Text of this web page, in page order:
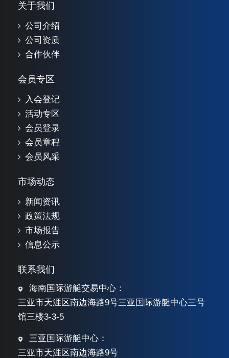
关于我们
公司介绍
公司资质
合作伙伴
会员专区
入会登记
活动专区
会员登录
会员章程
会员风采
市场动态
新闻资讯
政策法规
市场报告
信息公示
联系我们
海南国际游艇交易中心：
三亚市天涯区南边海路9号三亚国际游艇中心三号
馆三楼3-3-5
三亚国际游艇中心：
三亚市天涯区南边海路9号